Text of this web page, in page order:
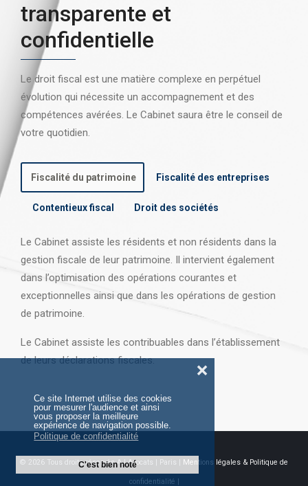
Ce site Internet utilise des cookies
pour mesurer l'audience et ainsi
vous proposer la meilleure
expérience de navigation possible.
Politique de confidentialité
C'est bien noté
❌
transparente et
confidentielle
Le droit fiscal est une matière complexe en perpétuel
évolution qui nécessite un accompagnement et des
compétences avérées. Le Cabinet saura être le conseil de
votre quotidien.
Fiscalité du patrimoine Fiscalité des entreprises
Contentieux fiscal Droit des sociétés
Le Cabinet assiste les résidents et non résidents dans la
gestion fiscale de leur patrimoine. Il intervient également
dans l’optimisation des opérations courantes et
exceptionnelles ainsi que dans les opérations de gestion
de patrimoine.
Le Cabinet assiste les contribuables dans l’établissement
de leurs déclarations fiscales.
© 2026 Tous droits réservés AJ Avocats | Paris | Mentions légales & Politique de
confidentialité |